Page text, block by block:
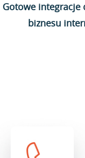
Gotowe integracje
biznesu